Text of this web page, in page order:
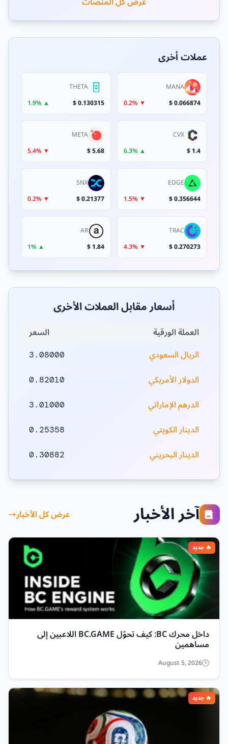
عملات أخرى
MANA
0.066874 $
▼ 0.2%
THETA
0.130315 $
▲ 1.9%
CVX
1.4 $
▲ 6.3%
META
5.68 $
▼ 5.4%
EDGE
0.356644 $
▼ 1.5%
SNX
0.21377 $
▼ 0.2%
TRAC
0.270273 $
▼ 4.3%
AR
1.84 $
▲ 1%
أسعار مقابل العملات الأخرى
العملة الورقية
السعر
الريال السعودي
3.08000
الدولار الأمريكي 0.82010
الدرهم الإماراتي 3.01000
الدينار الكويتي 0.25358
الدينار البحريني 0.30882
آخر الأخبار عرض كل الأخبار
داخل محرك BC: كيف تحوّل BC.GAME اللاعبين إلى
مساهمين
August 5, 2026